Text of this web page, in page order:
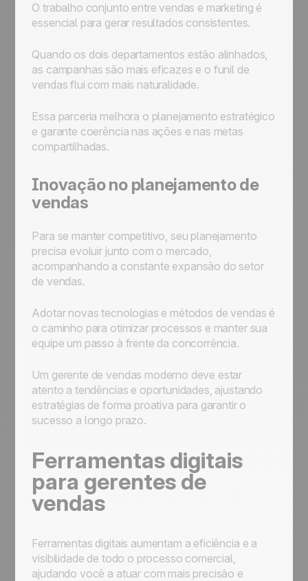
O trabalho conjunto entre vendas e marketing é
essencial para gerar resultados consistentes.
Quando os dois departamentos estão alinhados,
as campanhas são mais eficazes e o funil de
vendas flui com mais naturalidade.
Essa parceria melhora o planejamento estratégico
e garante coerência nas ações e nas metas
compartilhadas.
Inovação no planejamento de
vendas
Para se manter competitivo, seu planejamento
precisa evoluir junto com o mercado,
acompanhando a constante expansão do setor
de vendas.
Adotar novas tecnologias e métodos de vendas é
o caminho para otimizar processos e manter sua
equipe um passo à frente da concorrência.
Um gerente de vendas moderno deve estar
atento a tendências e oportunidades, ajustando
estratégias de forma proativa para garantir o
sucesso a longo prazo.
Ferramentas digitais
para gerentes de
vendas
Ferramentas digitais aumentam a eficiência e a
visibilidade de todo o processo comercial,
ajudando você a atuar com mais precisão e